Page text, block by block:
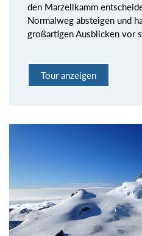
den Marzellkamm
Normalweg absteigen und
großartigen Ausblicken vor
Tour anzeigen